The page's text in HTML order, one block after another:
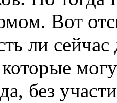
Вот
ли сейчас
без